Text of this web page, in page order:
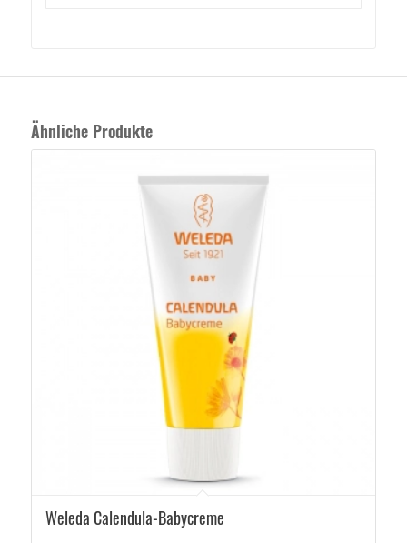
Ähnliche Produkte
Weleda Calendula-Babycreme